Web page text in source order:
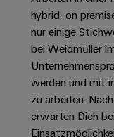
Geräte
für
bewährte
und
Lösungen
Dezentrale
Blitz-
und
PV
Support
Daten
Unsere
Partner
Offene
und
hybrid, on
nur einige
bei Weidmüller
werden und mit
zu arbeiten.
erwarten Dich